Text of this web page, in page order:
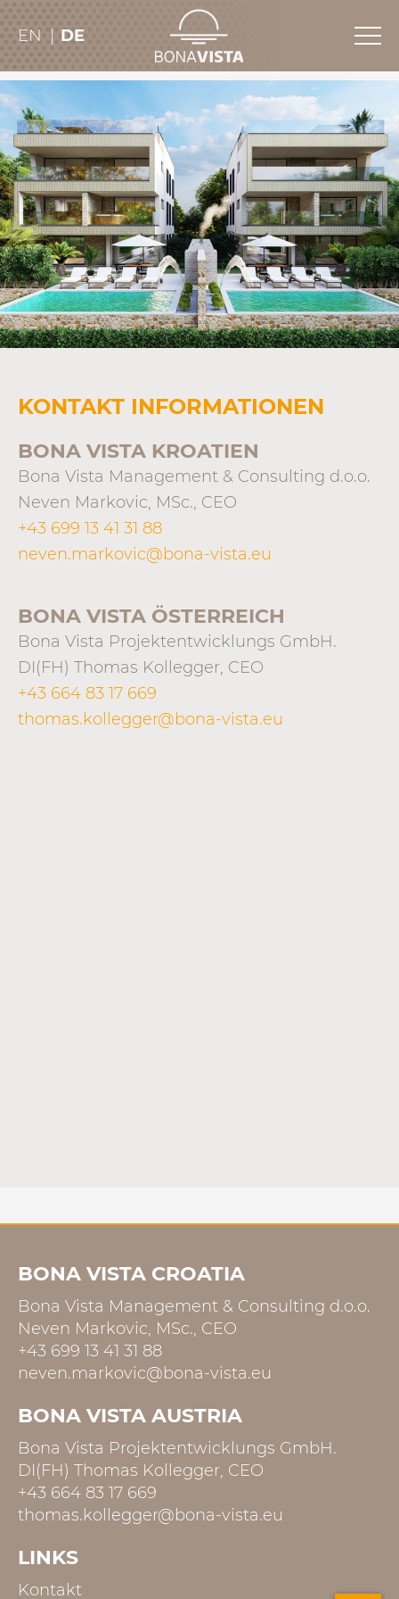
EN DE
KONTAKT INFORMATIONEN
BONA VISTA KROATIEN
Bona Vista Management & Consulting d.o.o.
Neven Markovic, MSc., CEO
+43 699 13 41 31 88
neven.markovic@bona-vista.eu
BONA VISTA ÖSTERREICH
Bona Vista Projektentwicklungs GmbH.
DI(FH) Thomas Kollegger, CEO
+43 664 83 17 669
thomas.kollegger@bona-vista.eu
BONA VISTA CROATIA
Bona Vista Management & Consulting d.o.o.
Neven Markovic, MSc., CEO
+43 699 13 41 31 88
neven.markovic@bona-vista.eu
BONA VISTA AUSTRIA
Bona Vista Projektentwicklungs GmbH.
DI(FH) Thomas Kollegger, CEO
+43 664 83 17 669
thomas.kollegger@bona-vista.eu
LINKS
Kontakt